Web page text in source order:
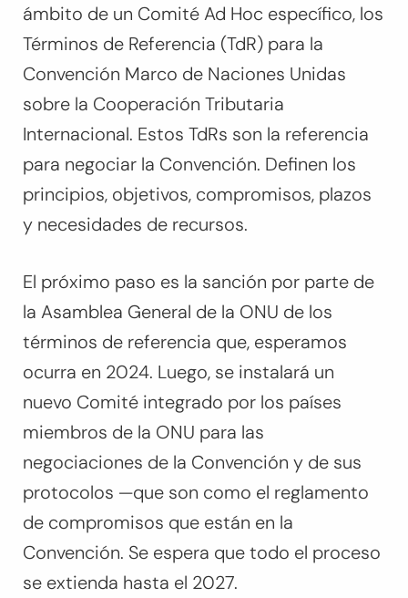
ámbito de un Comité Ad Hoc específico, los
Términos de Referencia (TdR) para la
Convención Marco de Naciones Unidas
sobre la Cooperación Tributaria
Internacional. Estos TdRs son la referencia
para negociar la Convención. Definen los
principios, objetivos, compromisos, plazos
y necesidades de recursos.
El próximo paso es la sanción por parte de
la Asamblea General de la ONU de los
términos de referencia que, esperamos
ocurra en 2024. Luego, se instalará un
nuevo Comité integrado por los países
miembros de la ONU para las
negociaciones de la Convención y de sus
protocolos —que son como el reglamento
de compromisos que están en la
Convención. Se espera que todo el proceso
se extienda hasta el 2027.